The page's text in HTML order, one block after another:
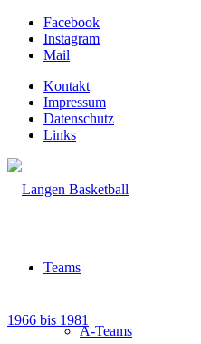
Facebook
Instagram
Mail
Kontakt
Impressum
Datenschutz
Links
Teams
A-Teams
1966 bis 1981